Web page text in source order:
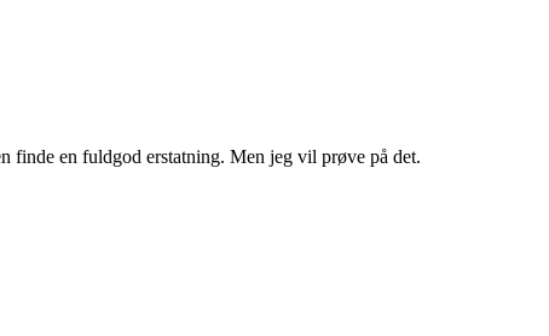
finde en fuldgod erstatning. Men jeg vil prøve på det.